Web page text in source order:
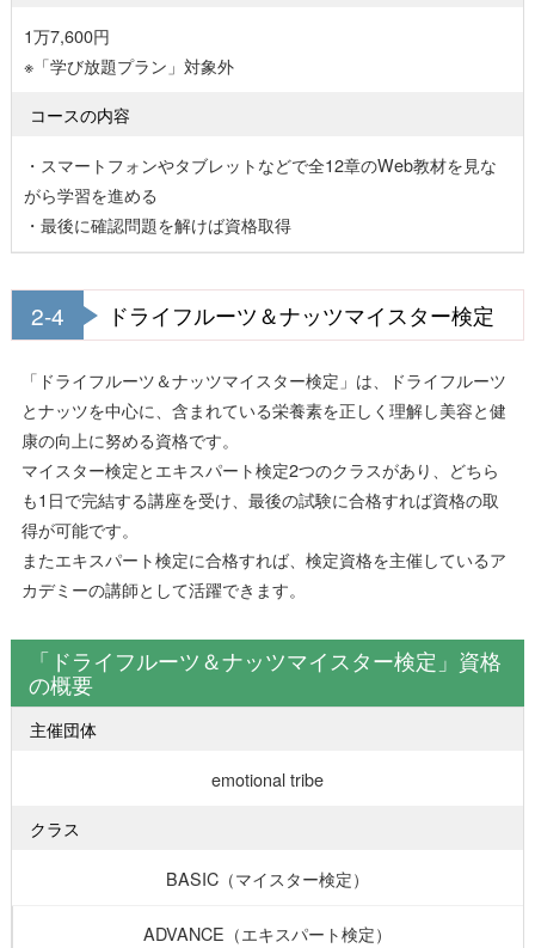
1万7,600円
※「学び放題プラン」対象外
コースの内容
・スマートフォンやタブレットなどで全12章のWeb教材を見な
がら学習を進める
・最後に確認問題を解けば資格取得
2-4 ドライフルーツ＆ナッツマイスター検定
「ドライフルーツ＆ナッツマイスター検定」は、ドライフルーツ
とナッツを中心に、含まれている栄養素を正しく理解し美容と健
康の向上に努める資格です。
マイスター検定とエキスパート検定2つのクラスがあり、どちら
も1日で完結する講座を受け、最後の試験に合格すれば資格の取
得が可能です。
またエキスパート検定に合格すれば、検定資格を主催しているア
カデミーの講師として活躍できます。
「ドライフルーツ＆ナッツマイスター検定」資格
の概要
主催団体
emotional tribe
クラス
BASIC（マイスター検定）
ADVANCE（エキスパート検定）